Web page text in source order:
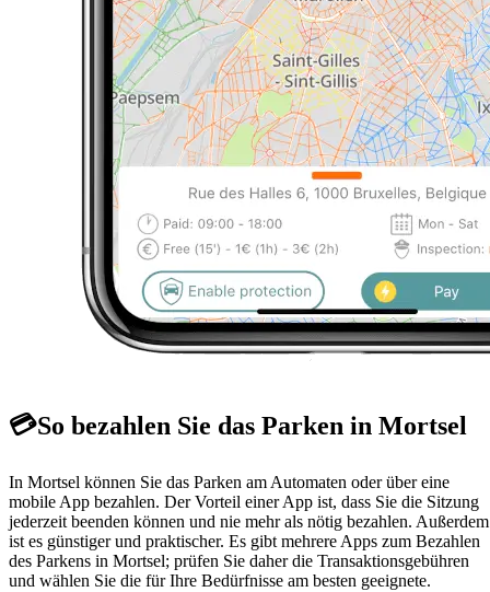
💳So bezahlen Sie das Parken in Mortsel
In Mortsel können Sie das Parken am Automaten oder über eine
mobile App bezahlen. Der Vorteil einer App ist, dass Sie die Sitzung
jederzeit beenden können und nie mehr als nötig bezahlen. Außerdem
ist es günstiger und praktischer. Es gibt mehrere Apps zum Bezahlen
des Parkens in Mortsel; prüfen Sie daher die Transaktionsgebühren
und wählen Sie die für Ihre Bedürfnisse am besten geeignete.